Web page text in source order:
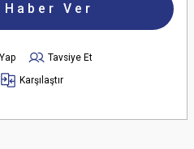
Ver
Tavsiye Et
Karşılaştır